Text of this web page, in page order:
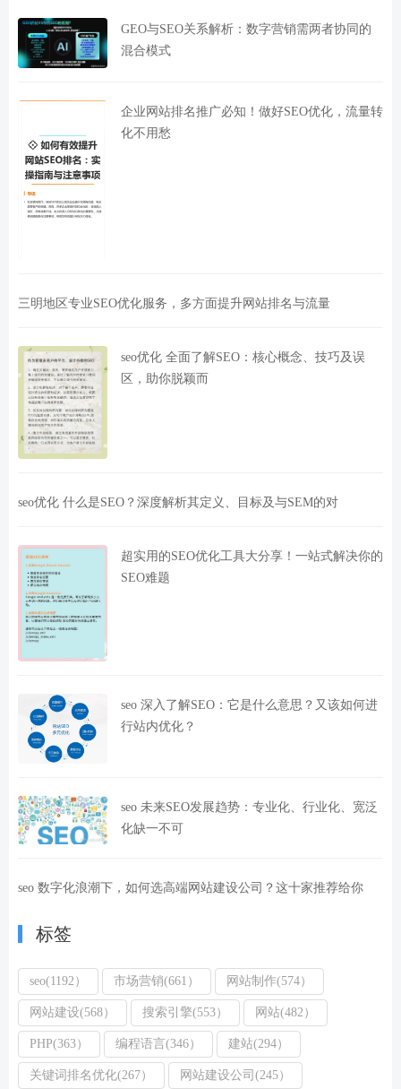
GEO与SEO关系解析：数字营销需两者协同的
混合模式
企业网站排名推广必知！做好SEO优化，流量转
化不用愁
三明地区专业SEO优化服务，多方面提升网站排名与流量
seo优化 全面了解SEO：核心概念、技巧及误
区，助你脱颖而
seo优化 什么是SEO？深度解析其定义、目标及与SEM的对
超实用的SEO优化工具大分享！一站式解决你的
SEO难题
seo 深入了解SEO：它是什么意思？又该如何进
行站内优化？
seo 未来SEO发展趋势：专业化、行业化、宽泛
化缺一不可
seo 数字化浪潮下，如何选高端网站建设公司？这十家推荐给你
标签
seo(1192） 市场营销(661） 网站制作(574）
网站建设(568） 搜索引擎(553） 网站(482）
PHP(363） 编程语言(346） 建站(294）
关键词排名优化(267） 网站建设公司(245）